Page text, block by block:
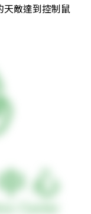
天敵達到控制鼠